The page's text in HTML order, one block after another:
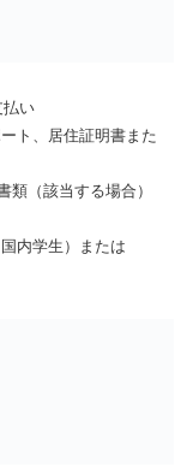
払い
ト、居住証明書また
類（該当する場合）
内学生）または